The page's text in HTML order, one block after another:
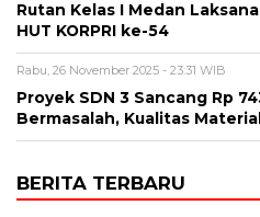
Rutan Kelas I Medan
HUT KORPRI ke-54
Rabu, 26 November 2025 - 23:31 WIB
Proyek SDN 3 Sancang Rp
Bermasalah, Kualitas
BERITA TERBARU